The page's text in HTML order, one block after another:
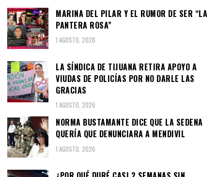
MARINA DEL PILAR Y EL RUMOR DE SER “LA
PANTERA ROSA”
1 AGOSTO, 2026
LA SÍNDICA DE TIJUANA RETIRA APOYO A
VIUDAS DE POLICÍAS POR NO DARLE LAS
GRACIAS
1 AGOSTO, 2026
NORMA BUSTAMANTE DICE QUE LA SEDENA
QUERÍA QUE DENUNCIARA A MENDIVIL
1 AGOSTO, 2026